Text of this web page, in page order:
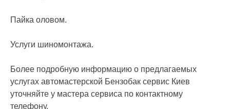
Пайка оловом.
Услуги шиномонтажа.
Более подробную информацию о предлагаемых
услугах автомастерской Бензобак сервис Киев
уточняйте у мастера сервиса по контактному
телефону.